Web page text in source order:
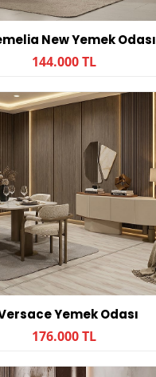
New Yemek Odası
144.000 TL
Yemek Odası
176.000 TL